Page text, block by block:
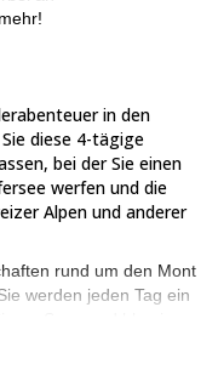
in den
diese 4-tägige
bei der Sie einen
werfen und die
Alpen und anderer
rund um den Mont
werden jeden Tag ein
Matterhorn und